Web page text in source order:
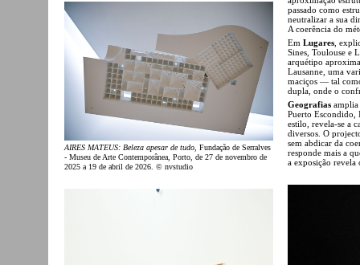
AIRES MATEUS: Beleza apesar de tudo , Fundação de Serralves
- Museu de Arte Contemporânea, Porto, de 27 de novembro de
2025 a 19 de abril de 2026. © nvstudio
passado como
neutralizar a sua
A coerência do
Em Lugares ,
Sines, Toulouse e
arquétipo
Lausanne, uma
maciços — tal
dupla, onde o
Geografias amplia
Puerto Escondido,
estilo, revela-se a
diversos. O
sem abdicar da
responde mais a
a exposição